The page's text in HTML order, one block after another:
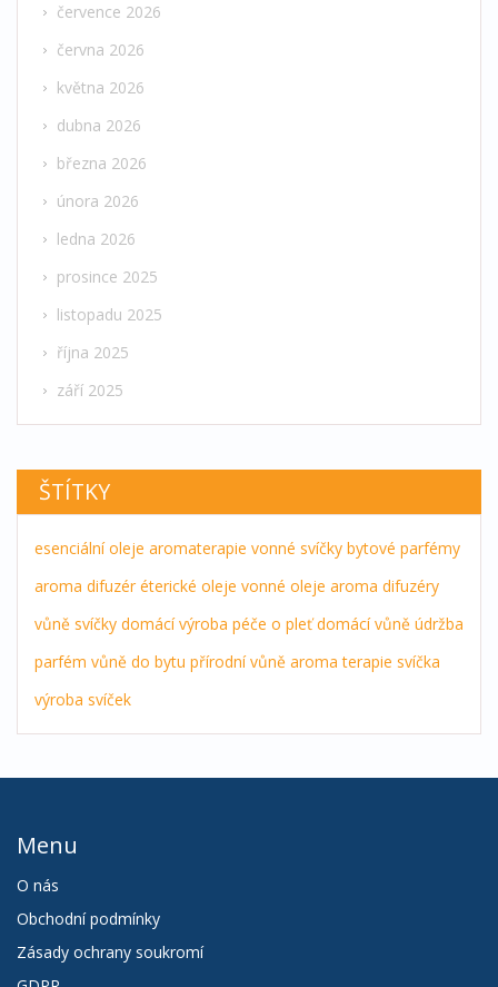
července 2026
června 2026
května 2026
dubna 2026
března 2026
února 2026
ledna 2026
prosince 2025
listopadu 2025
října 2025
září 2025
ŠTÍTKY
esenciální oleje aromaterapie vonné svíčky bytové parfémy
aroma difuzér éterické oleje vonné oleje aroma difuzéry
vůně svíčky domácí výroba péče o pleť domácí vůně údržba
parfém vůně do bytu přírodní vůně aroma terapie svíčka
výroba svíček
Menu
O nás
Obchodní podmínky
Zásady ochrany soukromí